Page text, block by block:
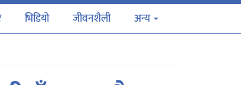
भिडियो जीवनशैली अन्य